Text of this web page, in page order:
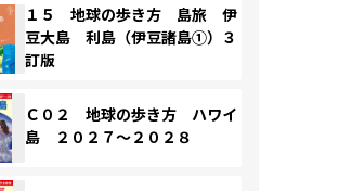
１５ 地球の歩き方 島旅 伊
豆大島 利島（伊豆諸島①）３
訂版
Ｃ０２ 地球の歩き方 ハワイ
島 ２０２７～２０２８